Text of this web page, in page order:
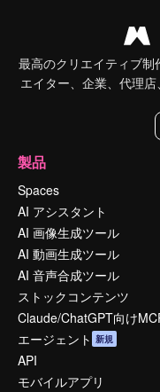
最高のクリエイティブ制
エイター、企業、代理
製品
Spaces
AI アシスタント
AI 画像生成ツール
AI 動画生成ツール
AI 音声合成ツール
ストックコンテンツ
Claude/ChatGPT向け
エージェント 新規
API
モバイルアプリ